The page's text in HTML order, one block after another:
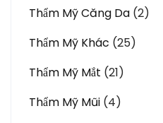
Thẩm Mỹ Căng Da (2)
Thẩm Mỹ Khác (25)
Thẩm Mỹ Mắt (21)
Thẩm Mỹ Mũi (4)